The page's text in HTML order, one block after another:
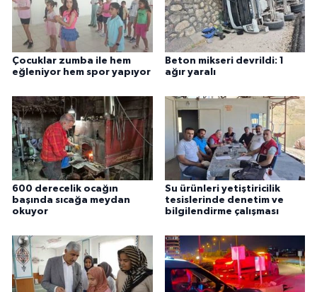
Çocuklar zumba ile hem
eğleniyor hem spor yapıyor
Beton mikseri devrildi: 1
ağır yaralı
600 derecelik ocağın
başında sıcağa meydan
okuyor
Su ürünleri yetiştiricilik
tesislerinde denetim ve
bilgilendirme çalışması